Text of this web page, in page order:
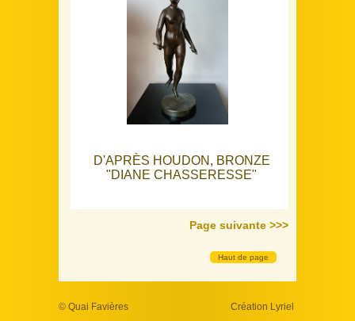
D'APRÈS HOUDON, BRONZE
"DIANE CHASSERESSE"
Page suivante >>>
Haut de page
Notre sélection
© Quai Favières Création Lyriel